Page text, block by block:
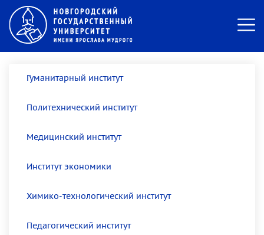
Гуманитарный институт
Политехнический институт
Медицинский институт
Институт экономики
Химико-технологический институт
Педагогический институт